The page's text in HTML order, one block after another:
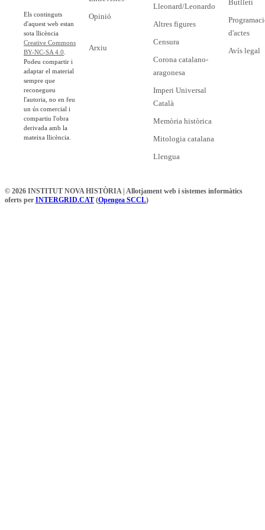
Els continguts
d'aquest web estan
sota llicència
Creative Commons
BY-NC-SA 4.0
Podeu compartir i
adaptar el material
sempre que
reconegueu
l'autoria, no en feu
un ús comercial i
compartiu l'obra
derivada amb la
mateixa llicència.
Opinió
Arxiu
Lleonard/Leonardo
Altres figures
Censura
Corona catalano-
aragonesa
Imperi Universal
Català
Memòria històrica
Mitologia catalana
Llengua
Butlletí
d'actes
Avís legal
© 2026 INSTITUT NOVA HISTÒRIA | Allotjament web i sistemes informàtics
oferts per INTERGRID.CAT (Opengea SCCL)